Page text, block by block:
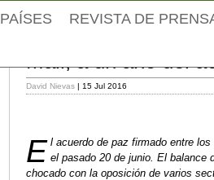
Mali, a un año del
David Nievas | 15 Jul 2016
E l acuerdo de paz firmado entre
el pasado 20 de junio. El balance
chocado con la oposición de varios
PAÍSES REVISTA DE